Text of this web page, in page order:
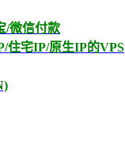
/微信付款
住宅IP/原生IP的VPS